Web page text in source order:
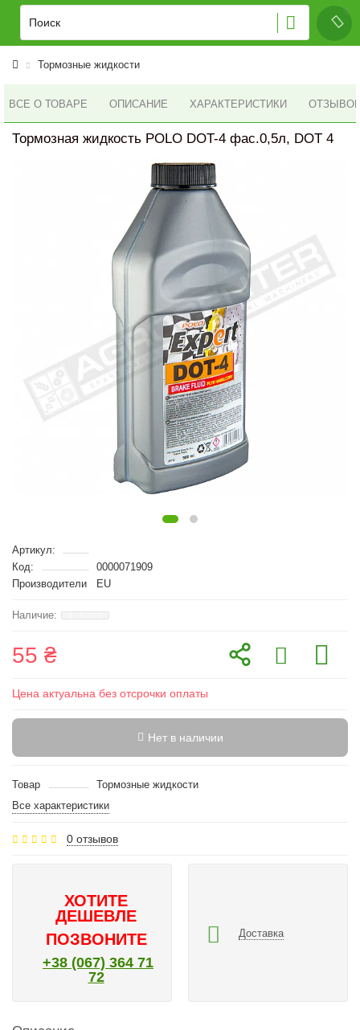
Тормозные жидкости
ВСЕ О ТОВАРЕ ОПИСАНИЕ ХАРАКТЕРИСТИКИ ОТЗЫВОВ
Тормозная жидкость POLO DOT-4 фас.0,5л, DOT 4
Артикул:
Код:
0000071909
Производители
EU
55 ₴
Цена актуальна без отсрочки оплаты
Нет в наличии
Товар
Тормозные жидкости
Все характеристики
0 отзывов
ХОТИТЕ
ДЕШЕВЛЕ
ПОЗВОНИТЕ
+38 (067) 364 71
72
Доставка